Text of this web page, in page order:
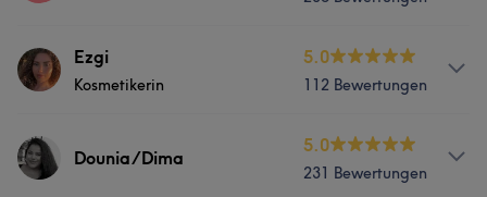
Info
Noura zeichnet sich durch ihre fachliche Kompetenz und
und Präzision führt sie jede Behandlung durch und stellt
sicher, dass sich ihre Kunden stets gut aufgehoben
Ezgi
Kosmetikerin
5.0
112 Bewertungen
Info
Ezgi ist unsere erfahrene Kosmetikerin mit einer großen
Dounia/Dima
5.0
231 Bewertungen